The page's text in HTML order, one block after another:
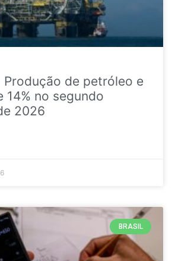
Produção de petróleo e
14% no segundo
2026
BRASIL